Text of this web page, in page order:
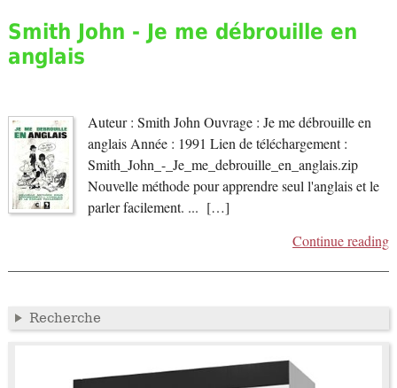
Smith John - Je me débrouille en
anglais
Auteur : Smith John Ouvrage : Je me débrouille en
anglais Année : 1991 Lien de téléchargement :
Smith_John_-_Je_me_debrouille_en_anglais.zip
Nouvelle méthode pour apprendre seul l'anglais et le
parler facilement. ... […]
Continue reading
Recherche